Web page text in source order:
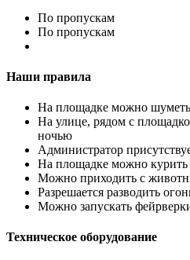
По пропускам
По пропускам
Наши правила
На площадке можно
На улице, рядом с
ночью
Администратор
На площадке можно курить
Можно приходить с
Разрешается разводить
Можно запускать
Техническое оборудование